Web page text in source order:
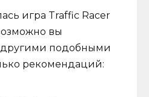
игра Traffic Racer
вы
другими подобными
рекомендаций: